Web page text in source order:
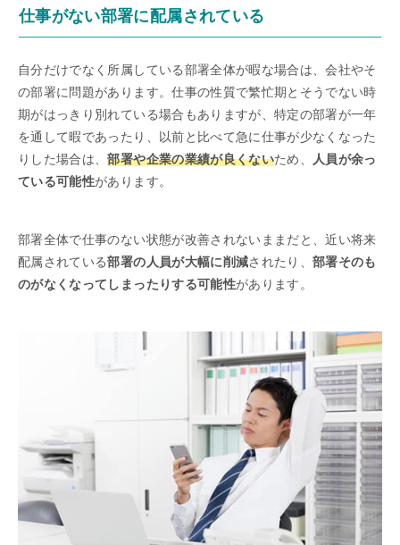
仕事がない部署に配属されている
自分だけでなく所属している部署全体が暇な場合は、会社やそ
の部署に問題があります。仕事の性質で繁忙期とそうでない時
期がはっきり別れている場合もありますが、特定の部署が一年
を通して暇であったり、以前と比べて急に仕事が少なくなった
りした場合は、部署や企業の業績が良くないため、
人員が余っ
ている可能性があります。
部署全体で仕事のない状態が改善されないままだと、近い将来
配属されている部署の人員が大幅に削減されたり、部署そのも
のがなくなってしまったりする可能性があります。